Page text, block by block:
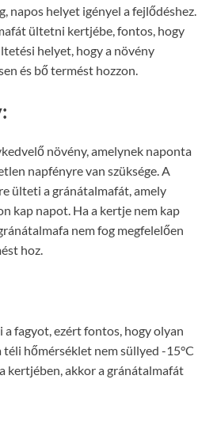
napos helyet igényel a fejlődéshez.
ültetni kertjébe, fontos, hogy
helyet, hogy a növény
és bő termést hozzon.
növény, amelynek naponta
napfényre van szüksége. A
ülteti a gránátalmafát, amely
kap napot. Ha a kertje nem kap
nem fog megfelelően
hoz.
fagyot, ezért fontos, hogy olyan
téli hőmérséklet nem süllyed -15°C
kertjében, akkor a gránátalmafát